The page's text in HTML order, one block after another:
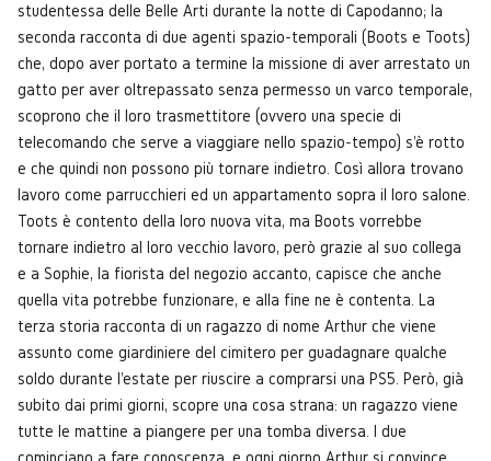
studentessa delle Belle Arti durante la notte di Capodanno; la
seconda racconta di due agenti spazio-temporali (Boots e Toots)
che, dopo aver portato a termine la missione di aver arrestato un
gatto per aver oltrepassato senza permesso un varco temporale,
scoprono che il loro trasmettitore (ovvero una specie di
telecomando che serve a viaggiare nello spazio-tempo) s'è rotto
e che quindi non possono più tornare indietro. Così allora trovano
lavoro come parrucchieri ed un appartamento sopra il loro salone.
Toots è contento della loro nuova vita, ma Boots vorrebbe
tornare indietro al loro vecchio lavoro, però grazie al suo collega
e a Sophie, la fiorista del negozio accanto, capisce che anche
quella vita potrebbe funzionare, e alla fine ne è contenta. La
terza storia racconta di un ragazzo di nome Arthur che viene
assunto come giardiniere del cimitero per guadagnare qualche
soldo durante l'estate per riuscire a comprarsi una PS5. Però, già
subito dai primi giorni, scopre una cosa strana: un ragazzo viene
tutte le mattine a piangere per una tomba diversa. I due